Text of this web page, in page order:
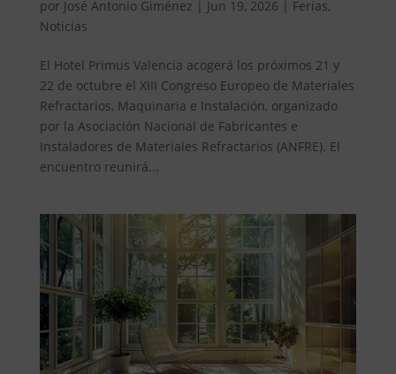
por José Antonio Giménez | Jun 19, 2026 | Ferias,
Noticias
El Hotel Primus Valencia acogerá los próximos 21 y
22 de octubre el XIII Congreso Europeo de Materiales
Refractarios, Maquinaria e Instalación, organizado
por la Asociación Nacional de Fabricantes e
Instaladores de Materiales Refractarios (ANFRE). El
encuentro reunirá...